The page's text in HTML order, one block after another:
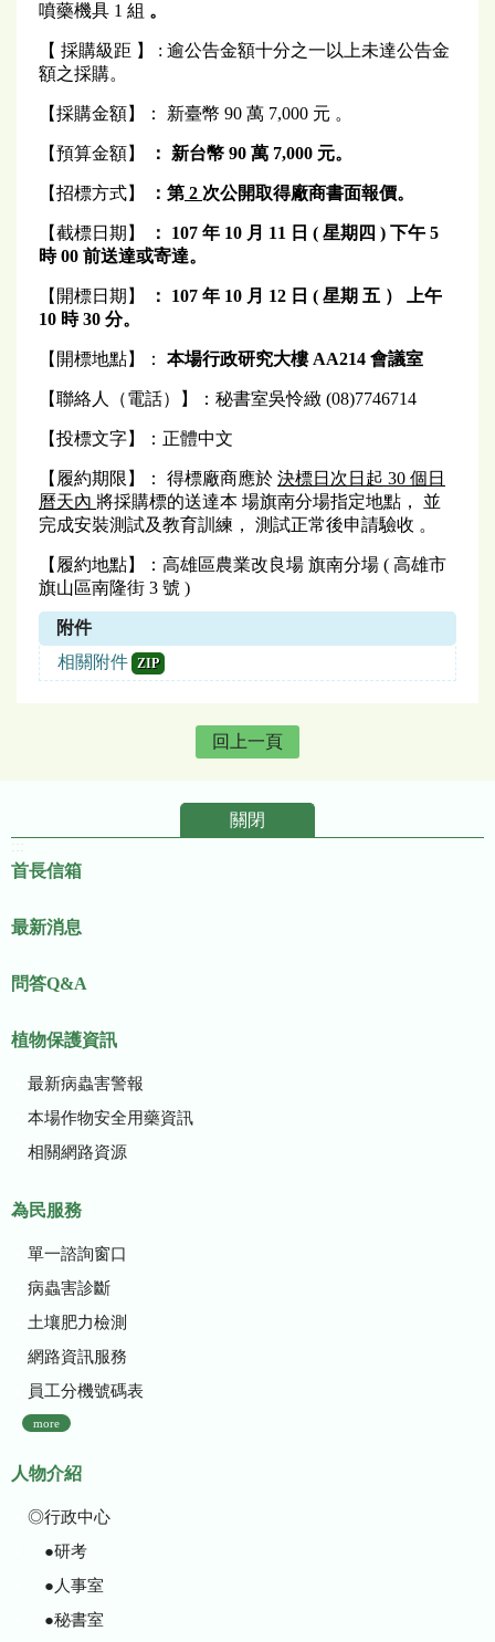
噴藥機具 1 組 。
【 採購級距 】 : 逾公告金額十分之一以上未達公告金
額之採購。
【採購金額】： 新臺幣 90 萬 7,000 元 。
【預算金額】 ： 新台幣 90 萬 7,000 元。
【招標方式】 ：第 2 次公開取得廠商書面報價。
【截標日期】 ： 107 年 10 月 11 日 ( 星期四 ) 下午 5
時 00 前送達或寄達。
【開標日期】 ： 107 年 10 月 12 日 ( 星期 五 ）
上午
10 時 30 分。
【開標地點】： 本場行政研究大樓 AA214 會議室
【聯絡人（電話）】：秘書室吳怜緻 (08)7746714
【投標文字】：正體中文
【履約期限】： 得標廠商應於 決標日次日起 30 個日
曆天內 將採購標的送達本 場旗南分場指定地點， 並
完成安裝測試及教育訓練， 測試正常後申請驗收 。
【履約地點】：高雄區農業改良場 旗南分場 ( 高雄市
旗山區南隆街 3 號 )
附件
相關附件 ZIP
回上一頁
關閉
首長信箱
最新消息
問答Q&A
植物保護資訊
最新病蟲害警報
本場作物安全用藥資訊
相關網路資源
為民服務
單一諮詢窗口
病蟲害診斷
土壤肥力檢測
網路資訊服務
員工分機號碼表
more
人物介紹
◎行政中心
●研考
●人事室
●秘書室